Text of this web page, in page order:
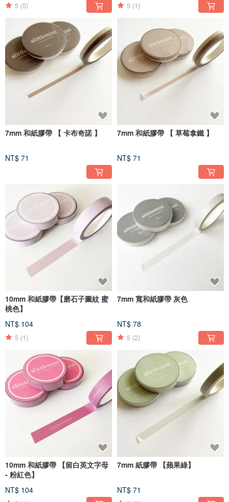
5 (5) 5 (1)
7mm 和紙膠帶 【 卡布奇諾 】
NT$ 71
7mm 和紙膠帶 【 草莓拿鐵 】
NT$ 71
10mm 和紙膠帶【磨石子圖紋 蜜
桃色】
NT$ 104
5 (1)
7mm 寬和紙膠帶 灰色
NT$ 78
5 (2)
10mm 和紙膠帶 【留白英文字母
- 粉紅色】
NT$ 104
7mm 紙膠帶 【蘋果綠】
NT$ 71